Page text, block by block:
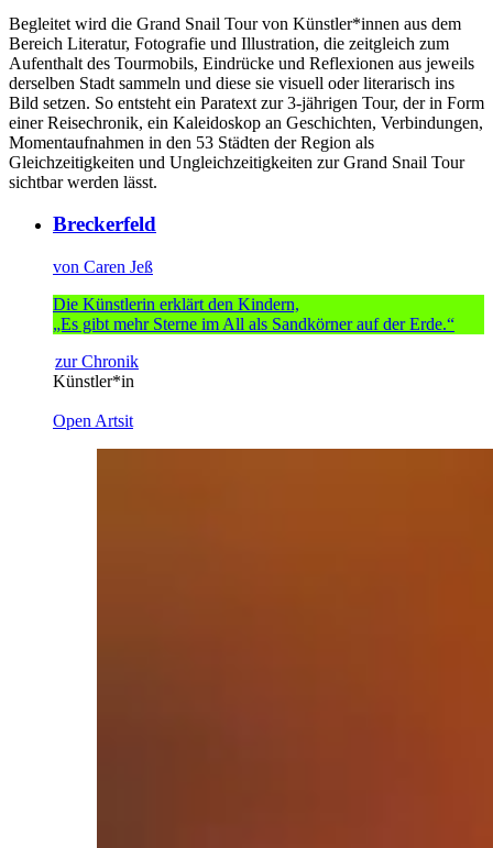
Begleitet wird die Grand Snail Tour von Künstler*innen aus dem
Bereich Literatur, Fotografie und Illustration, die zeitgleich zum
Aufenthalt des Tourmobils, Eindrücke und Reflexionen aus jeweils
derselben Stadt sammeln und diese sie visuell oder literarisch ins
Bild setzen. So entsteht ein Paratext zur 3-jährigen Tour, der in Form
einer Reisechronik, ein Kaleidoskop an Geschichten, Verbindungen,
Momentaufnahmen in den 53 Städten der Region als
Gleichzeitigkeiten und Ungleichzeitigkeiten zur Grand Snail Tour
sichtbar werden lässt.
Breckerfeld
von Caren Jeß
Die Künstlerin erklärt den Kindern,
„Es gibt mehr Sterne im All als Sandkörner auf der Erde.“
zur Chronik
Künstler*in
Open Artsit